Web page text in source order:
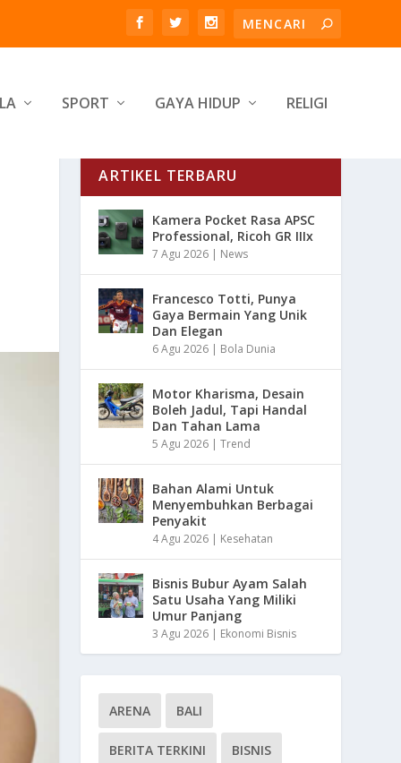
SPORT GAYA HIDUP RELIGI
ARTIKEL TERBARU
Kamera Pocket Rasa APSC
Professional, Ricoh GR IIIx
7 Agu 2026 | News
Francesco Totti, Punya
Gaya Bermain Yang Unik
Dan Elegan
6 Agu 2026 | Bola Dunia
Motor Kharisma, Desain
Boleh Jadul, Tapi Handal
Dan Tahan Lama
5 Agu 2026 |Trend
Bahan Alami Untuk
Menyembuhkan Berbagai
Penyakit
4 Agu 2026 | Kesehatan
Bisnis Bubur Ayam Salah
Satu Usaha Yang Miliki
Umur Panjang
3 Agu 2026 | Ekonomi Bisnis
ARENA BALI
BERITA TERKINI BISNIS